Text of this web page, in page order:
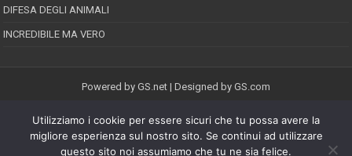
DIFESA DEGLI ANIMALI
INCREDIBILE MA VERO
Powered by GS.net | Designed by GS.com
EPINEION EDITRICE S.R.L.P.Iva 02008710689
Registrazione Tribunale di Pescara reg. speciale della stampa n.08/2012
Direttore responsabile: Maurizio Piccinino
Utilizziamo i cookie per essere sicuri che tu possa avere la
migliore esperienza sul nostro sito. Se continui ad utilizzare
questo sito noi assumiamo che tu ne sia felice.